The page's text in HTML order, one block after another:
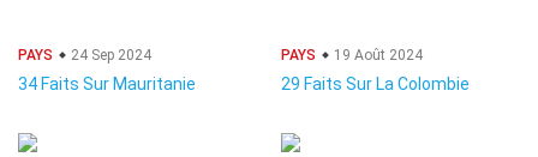
PAYS 24 Sep 2024
34 Faits Sur Mauritanie
PAYS 19 Août 2024
29 Faits Sur La Colombie